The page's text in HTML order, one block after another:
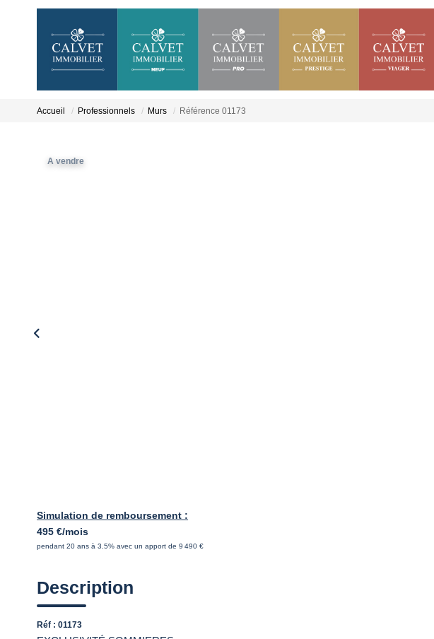
Accueil Professionnels Murs Référence 01173
A vendre
Simulation de remboursement :
495 €/mois
pendant 20 ans à 3.5% avec un apport de 9 490 €
Description
Réf : 01173